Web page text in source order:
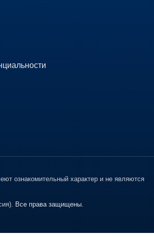
ознакомительный характер и не являются
Все права защищены.